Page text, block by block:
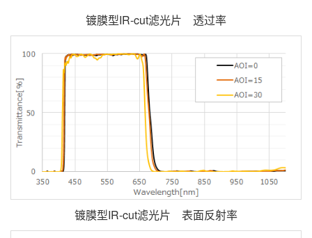
镀膜型IR-cut滤光片 透过率
镀膜型IR-cut滤光片 表面反射率